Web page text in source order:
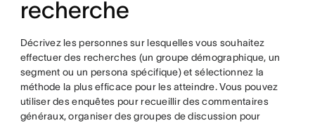
recherche
Décrivez les personnes sur lesquelles vous souhaitez
effectuer des recherches (un groupe démographique, un
segment ou un persona spécifique) et sélectionnez la
méthode la plus efficace pour les atteindre. Vous pouvez
utiliser des enquêtes pour recueillir des commentaires
généraux, organiser des groupes de discussion pour